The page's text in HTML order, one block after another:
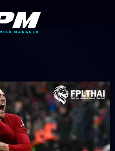
ตสัน วีกนี้ หลังโชว์ฟอร์ม